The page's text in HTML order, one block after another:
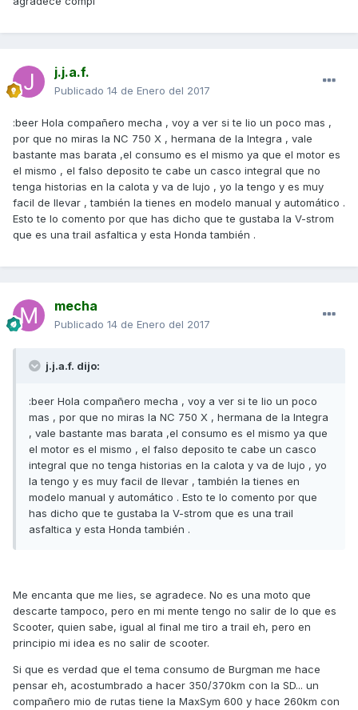
j.j.a.f.
Publicado 14 de Enero del 2017
:beer Hola compañero mecha , voy a ver si te lio un poco mas ,
por que no miras la NC 750 X , hermana de la Integra , vale
bastante mas barata ,el consumo es el mismo ya que el motor es
el mismo , el falso deposito te cabe un casco integral que no
tenga historias en la calota y va de lujo , yo la tengo y es muy
facil de llevar , también la tienes en modelo manual y automático .
Esto te lo comento por que has dicho que te gustaba la V-strom
que es una trail asfaltica y esta Honda también .
mecha
Publicado 14 de Enero del 2017
j.j.a.f. dijo:
:beer Hola compañero mecha , voy a ver si te lio un poco
mas , por que no miras la NC 750 X , hermana de la Integra
, vale bastante mas barata ,el consumo es el mismo ya que
el motor es el mismo , el falso deposito te cabe un casco
integral que no tenga historias en la calota y va de lujo , yo
la tengo y es muy facil de llevar , también la tienes en
modelo manual y automático . Esto te lo comento por que
has dicho que te gustaba la V-strom que es una trail
asfaltica y esta Honda también .
Me encanta que me lies, se agradece. No es una moto que
descarte tampoco, pero en mi mente tengo no salir de lo que es
Scooter, quien sabe, igual al final me tiro a trail eh, pero en
principio mi idea es no salir de scooter.
Si que es verdad que el tema consumo de Burgman me hace
pensar eh, acostumbrado a hacer 350/370km con la SD... un
compañero mio de rutas tiene la MaxSym 600 y hace 260km con